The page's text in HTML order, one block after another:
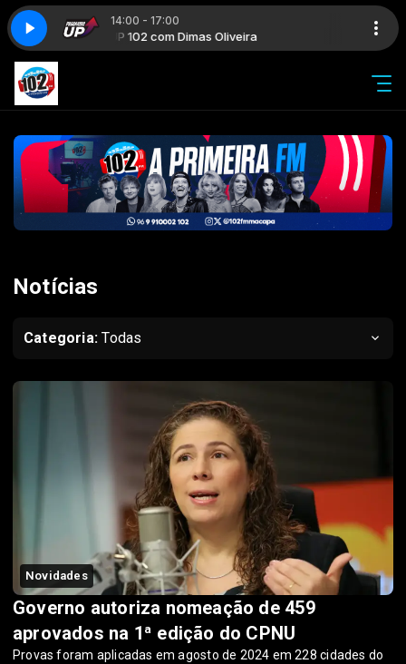
14:00 - 17:00
UP 102 com Dimas Oliveira
Notícias
Categoria: Todas
Novidades
Governo autoriza nomeação de 459
aprovados na 1ª edição do CPNU
Provas foram aplicadas em agosto de 2024 em 228 cidades do